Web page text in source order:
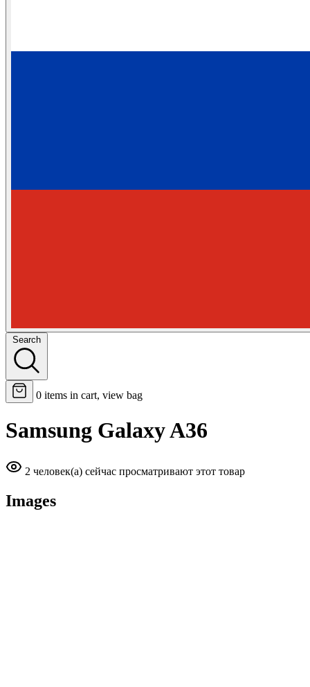
Search
0 items in cart, view bag
Samsung Galaxy A36
2 человек(а) сейчас просматривают этот товар
Images